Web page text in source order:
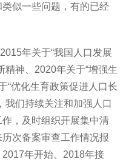
似一些问题，有的已经
年关于“我国人口发展
精神、2020年关于“增强生
“优化生育政策促进人口长
我们持续关注和加强人口
，及时组织开展集中清
次备案审查工作情况报
年开始、2018年接